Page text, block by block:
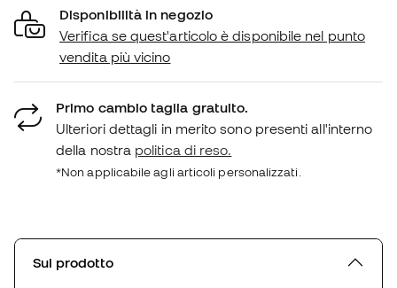
Disponibilità in negozio
Verifica se quest'articolo è disponibile nel punto
vendita più vicino
Primo cambio taglia gratuito.
Ulteriori dettagli in merito sono presenti all'interno
della nostra politica di reso.
*Non applicabile agli articoli personalizzati.
Sul prodotto